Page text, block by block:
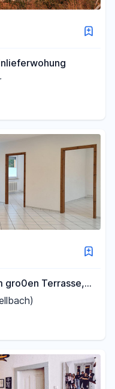
gro0en Terrasse,